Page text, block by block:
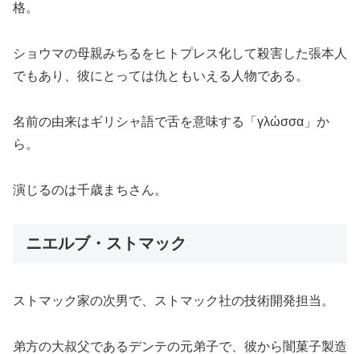
格。
ショウマの母親みちるをヒトプレス化して殺害した張本人
でもあり、彼にとっては仇ともいえる人物である。
名前の由来はギリシャ語で舌を意味する「γλώσσα」か
ら。
演じるのは千歳まちさん。
ニエルブ・ストマック
ストマック家の次男で、ストマック社の技術開発担当。
弟方の大叔父であるデンテの元弟子で、彼から闇菓子製造